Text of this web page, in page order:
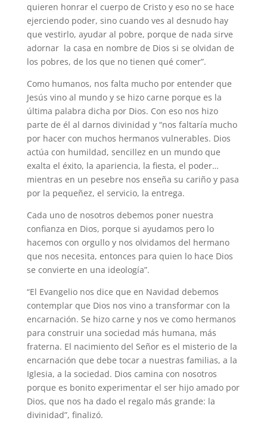
quieren honrar el cuerpo de Cristo y eso no se hace
ejerciendo poder, sino cuando ves al desnudo hay
que vestirlo, ayudar al pobre, porque de nada sirve
adornar la casa en nombre de Dios si se olvidan de
los pobres, de los que no tienen qué comer”.
Como humanos, nos falta mucho por entender que
Jesús vino al mundo y se hizo carne porque es la
última palabra dicha por Dios. Con eso nos hizo
parte de él al darnos divinidad y “nos faltaría mucho
por hacer con muchos hermanos vulnerables. Dios
actúa con humildad, sencillez en un mundo que
exalta el éxito, la apariencia, la fiesta, el poder…
mientras en un pesebre nos enseña su cariño y pasa
por la pequeñez, el servicio, la entrega.
Cada uno de nosotros debemos poner nuestra
confianza en Dios, porque si ayudamos pero lo
hacemos con orgullo y nos olvidamos del hermano
que nos necesita, entonces para quien lo hace Dios
se convierte en una ideología”.
“El Evangelio nos dice que en Navidad debemos
contemplar que Dios nos vino a transformar con la
encarnación. Se hizo carne y nos ve como hermanos
para construir una sociedad más humana, más
fraterna. El nacimiento del Señor es el misterio de la
encarnación que debe tocar a nuestras familias, a la
Iglesia, a la sociedad. Dios camina con nosotros
porque es bonito experimentar el ser hijo amado por
Dios, que nos ha dado el regalo más grande: la
divinidad”, finalizó.